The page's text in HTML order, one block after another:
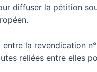
diffuser la pétition
la revendication
reliées entre elles